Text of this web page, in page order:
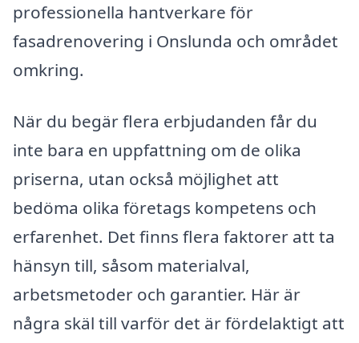
professionella hantverkare för
fasadrenovering i Onslunda och området
omkring.
När du begär flera erbjudanden får du
inte bara en uppfattning om de olika
priserna, utan också möjlighet att
bedöma olika företags kompetens och
erfarenhet. Det finns flera faktorer att ta
hänsyn till, såsom materialval,
arbetsmetoder och garantier. Här är
några skäl till varför det är fördelaktigt att